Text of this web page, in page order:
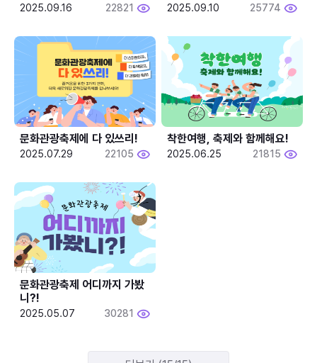
2025.09.16 22821 2025.09.10 25774
문화관광축제에 다 있쓰리!
2025.07.29 22105
착한여행, 축제와 함께해요!
2025.06.25 21815
문화관광축제 어디까지 가봤
니?!
2025.05.07 30281